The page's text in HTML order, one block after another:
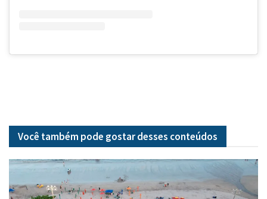
Você também pode gostar desses conteúdos